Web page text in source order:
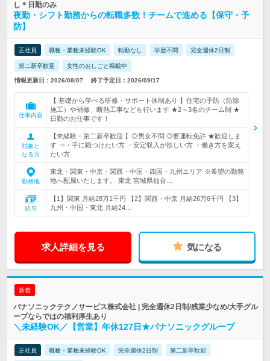
し＊日勤のみ
夜勤・シフト勤務からの転職多数！チームで進める【保守・予
防】
正社員 職種・業種未経験OK 転勤なし 学歴不問 完全週休2日制
第二新卒歓迎 女性のおしごと掲載中
情報更新日：2026/08/07 終了予定日：2026/09/17
仕事内容
【 基礎から学べる研修・サポート体制あり 】住宅の予防（防除
施工）や補修、断熱工事などを行います ★2～3名のチーム制 ★
日勤のお仕事です！
対象と
なる方
【未経験・第二新卒歓迎 】◎男女不問 ◎要運転免許 ★歓迎しま
す ⇒・手に職つけたい方 ・安定収入が欲しい方 ・働き方を変え
たい方
勤務地
東北・関東・中京・関西・中国・四国・九州エリア ※希望の勤務
地へ配属いたします。 東北 宮城県仙台…
給与
【1】関東 月給28万1千円 【2】関西・中京 月給26万6千円 【3】
九州・中国・東北 月給24…
求人詳細を見る 気になる
新着
パナソニックテクノサービス株式会社 | 完全週休2日制/残業少なめ/大手グル
ープならではの福利厚生あり
＼未経験OK／【営業】年休127日★パナソニックグループ
正社員 職種・業種未経験OK 完全週休2日制 第二新卒歓迎